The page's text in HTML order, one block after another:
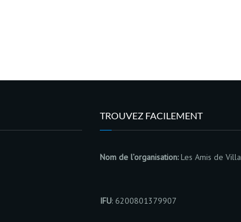
TROUVEZ FACILEMENT
Nom de l’organisation:Les Amis de
IFU: 6200801379907